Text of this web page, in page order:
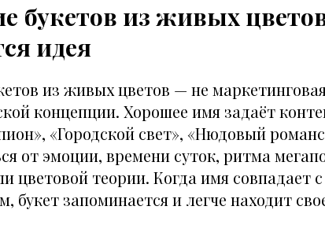
букетов из живых
идея
из живых цветов — не
концепции. Хорошее имя задаёт
«Городской свет», «Нюдовый
от эмоции, времени суток, ритма
цветовой теории. Когда имя совпадает
букет запоминается и легче находит